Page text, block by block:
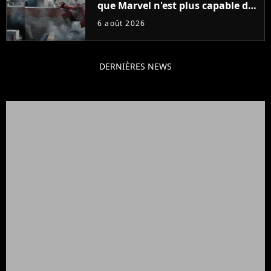
que Marvel n'est plus capable de
faire quoi que ce soit de simple
6 août 2026
DERNIÈRES NEWS